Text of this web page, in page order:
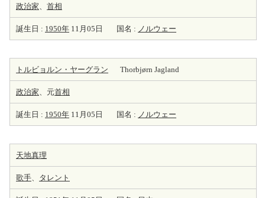
政治家、 首相
誕生日 : 1950年 11月05日 国名 : ノルウェー
トルビョルン・ヤーグラン Thorbjørn Jagland
政治家、元首相
誕生日 : 1950年 11月05日 国名 : ノルウェー
天地真理
歌手、 タレント